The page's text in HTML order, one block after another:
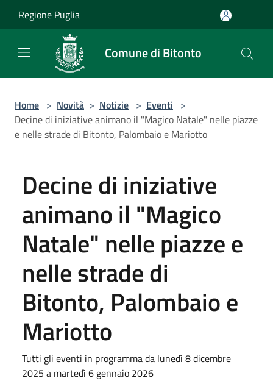
Regione Puglia
Comune di Bitonto
Home > Novità > Notizie > Eventi >
Decine di iniziative animano il "Magico Natale" nelle piazze
e nelle strade di Bitonto, Palombaio e Mariotto
Decine di iniziative
animano il "Magico
Natale" nelle piazze e
nelle strade di
Bitonto, Palombaio e
Mariotto
Tutti gli eventi in programma da lunedì 8 dicembre
2025 a martedì 6 gennaio 2026